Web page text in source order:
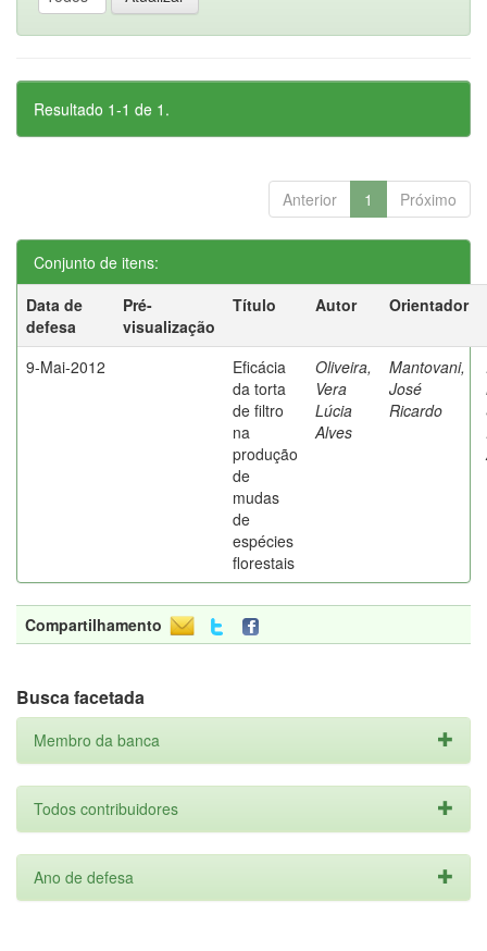
Resultado 1-1 de 1.
Anterior 1 Próximo
Conjunto de itens:
Data de
defesa
Pré-
visualização
Título Autor Orientador
9-Mai-2012
Eficácia
da torta
de filtro
na
produção
de
mudas
de
espécies
florestais
Oliveira,
Vera
Lúcia
Alves
Mantovani,
José
Ricardo
Compartilhamento
Busca facetada
Membro da banca
Todos contribuidores
Ano de defesa